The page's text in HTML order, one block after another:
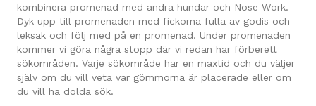
kombinera promenad med andra hundar och Nose Work.
Dyk upp till promenaden med fickorna fulla av godis och
leksak och följ med på en promenad. Under promenaden
kommer vi göra några stopp där vi redan har förberett
sökområden. Varje sökområde har en maxtid och du väljer
själv om du vill veta var gömmorna är placerade eller om
du vill ha dolda sök.